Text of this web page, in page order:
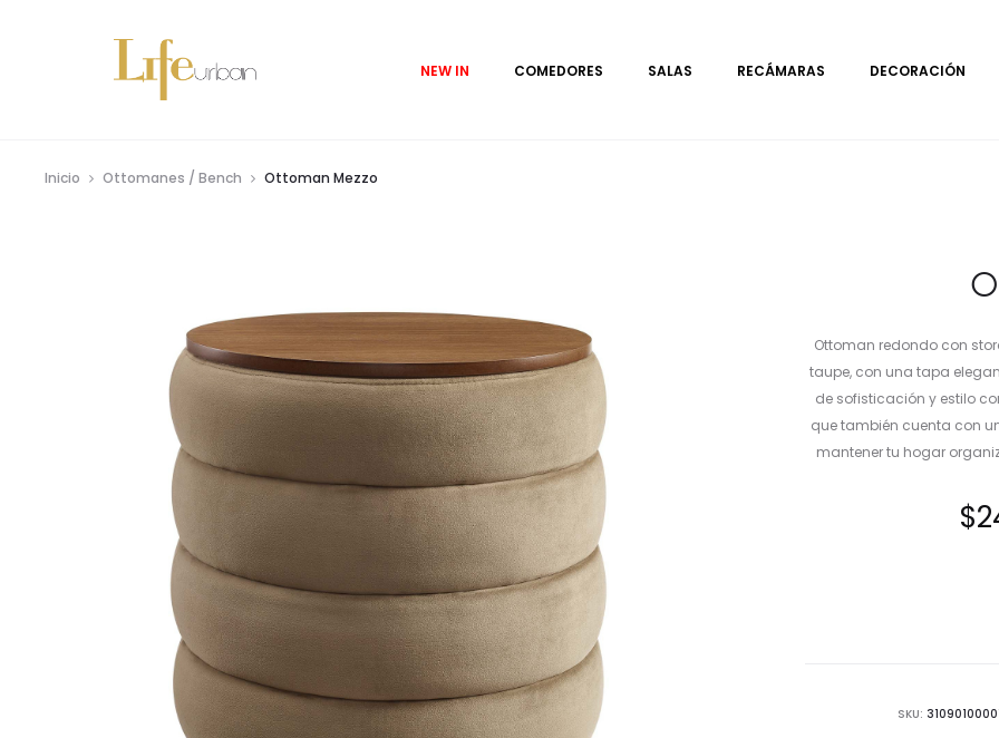
NEW IN COMEDORES SALAS RECÁMARAS DECORACIÓN
Inicio Ottomanes / Bench Ottoman Mezzo
Ottoman redondo con
taupe, con una tapa
de sofisticación y estilo
que también cuenta con
mantener tu hogar
$
SKU: